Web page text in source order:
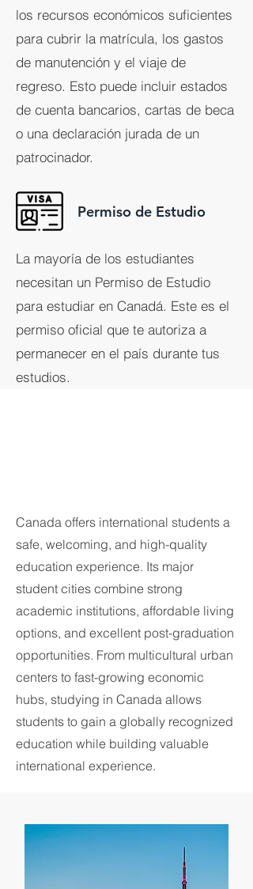
los recursos económicos suficientes
para cubrir la matrícula, los gastos
de manutención y el viaje de
regreso. Esto puede incluir estados
de cuenta bancarios, cartas de beca
o una declaración jurada de un
patrocinador.
Permiso de Estudio
La mayoría de los estudiantes
necesitan un Permiso de Estudio
para estudiar en Canadá. Este es el
permiso oficial que te autoriza a
permanecer en el país durante tus
estudios.
Canada offers international students a
safe, welcoming, and high-quality
education experience. Its major
student cities combine strong
academic institutions, affordable living
options, and excellent post-graduation
opportunities. From multicultural urban
centers to fast-growing economic
hubs, studying in Canada allows
students to gain a globally recognized
education while building valuable
international experience.